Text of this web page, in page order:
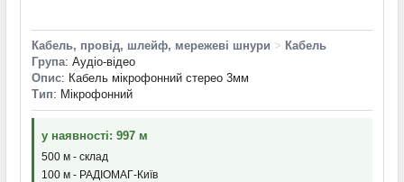
Кабель, провід, шлейф, мережеві шнури > Кабель
Група: Аудіо-відео
Опис: Кабель мікрофонний стерео 3мм
Тип: Мікрофонний
у наявності: 997 м
500 м - склад
100 м - РАДІОМАГ-Київ